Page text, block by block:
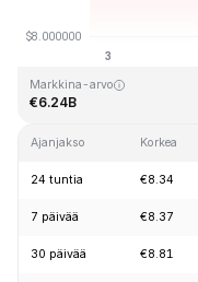
Viimeksi päivitetty: 2026-08-09
Kaikkien aikojen huippu
Markkina-arvo
€6.24B
Ajanjakso Korkea
24 tuntia €8.34
7 päivää €8.37
30 päivää €8.81